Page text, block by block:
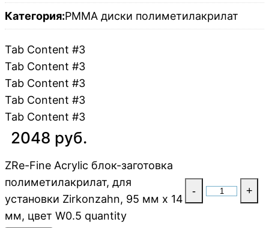
Категория:PMMA диски полиметилакрилат
Tab Content #3
Tab Content #3
Tab Content #3
Tab Content #3
Tab Content #3
2048 руб.
ZRe-Fine Acrylic блок-заготовка
полиметилакрилат, для
установки Zirkonzahn, 95 мм x 14
мм, цвет W0.5 quantity
- +